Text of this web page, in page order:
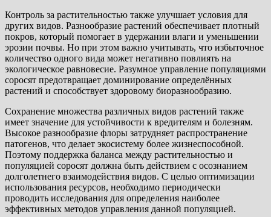
Контроль за растительностью также улучшает условия для
других видов. Разнообразие растений обеспечивает плотный
покров, который помогает в удержании влаги и уменьшении
эрозии почвы. Но при этом важно учитывать, что избыточное
количество одного вида может негативно повлиять на
экологическое равновесие. Разумное управление популяциями
соросят предотвращает доминирование определённых
растений и способствует здоровому биоразнообразию.
Сохранение множества различных видов растений также
имеет значение для устойчивости к вредителям и болезням.
Высокое разнообразие флоры затрудняет распространение
патогенов, что делает экосистему более жизнеспособной.
Поэтому поддержка баланса между растительностью и
популяцией соросят должна быть действием с осознанием
долголетнего взаимодействия видов. С целью оптимизации
использования ресурсов, необходимо периодически
проводить исследования для определения наиболее
эффективных методов управления данной популяцией.